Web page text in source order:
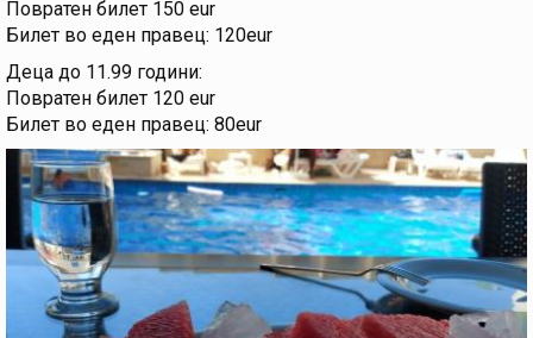
Повратен билет 150 eur
Билет во еден правец: 120eur
Деца до 11.99 години:
Повратен билет 120 eur
Билет во еден правец: 80eur